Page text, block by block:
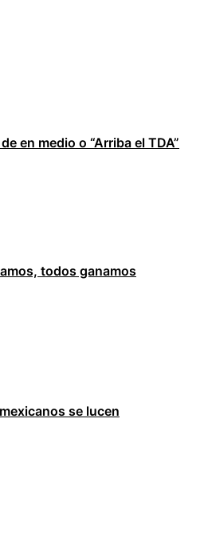
en medio o “Arriba el TDA”
todos ganamos
se lucen